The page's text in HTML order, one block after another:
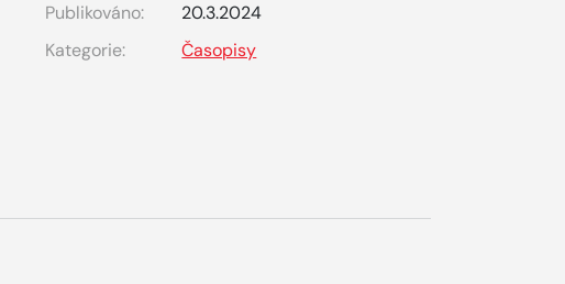
Publikováno:
20.3.2024
Kategorie:
Časopisy